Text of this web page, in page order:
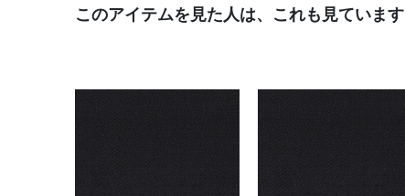
このアイテムを見た人は、これも見ています